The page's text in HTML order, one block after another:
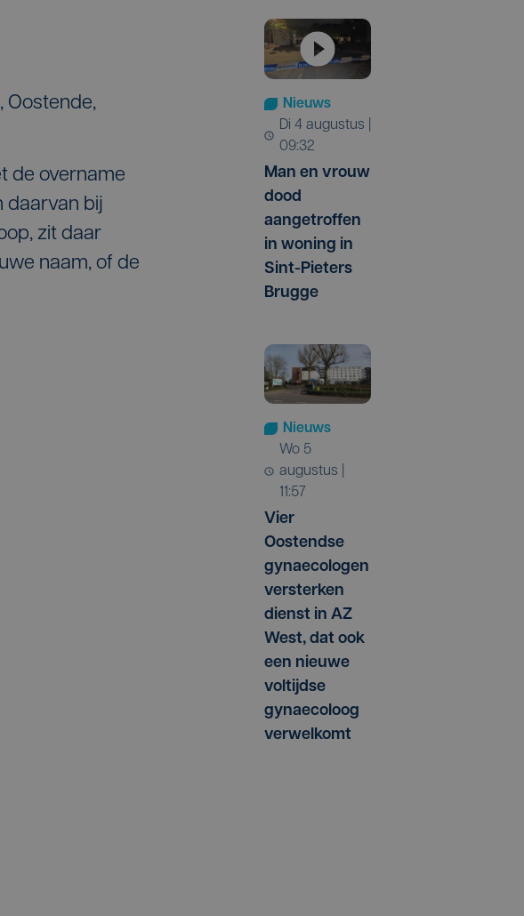
Oostende,
de overname
daarvan bij
zit daar
naam, of de
Nieuws
di 4 augustus |
09:32
Man en vrouw
dood
aangetroffen
in woning in
Sint-Pieters
Brugge
Nieuws
wo 5
augustus |
11:57
Vier
Oostendse
gynaecologen
versterken
dienst in AZ
West, dat ook
een nieuwe
voltijdse
gynaecoloog
verwelkomt